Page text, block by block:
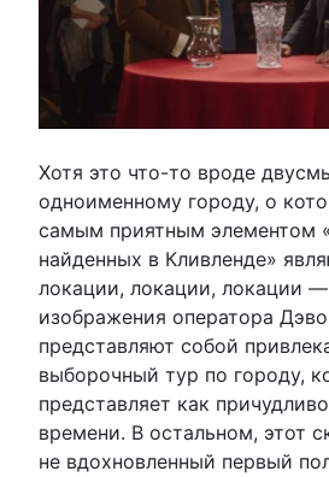
Хотя это что-то вроде
одноименному городу, о
самым приятным элементом
найденных в Кливленде»
локации, локации, локации
изображения оператора
представляют собой
выборочный тур по городу,
представляет как
времени. В остальном, этот
не вдохновленный первый